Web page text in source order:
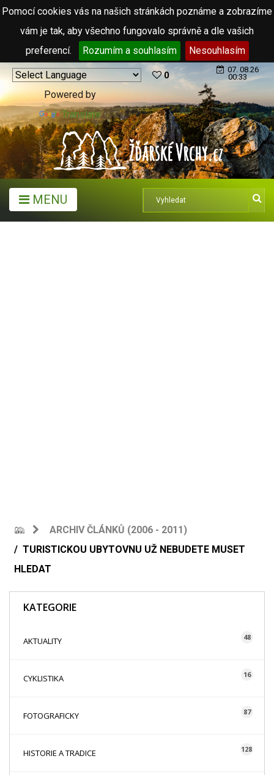
Pomocí cookies vás na našich stránkách poznáme a zobrazíme
vám je tak, aby všechno fungovalo správně a dle vašich
preferencí.
Rozumím a souhlasím Nesouhlasím
Powered by
Translate
0
07. 08.26
00:33
MENU
ARCHIV ČLÁNKŮ (2006 - 2011)
TURISTICKOU UBYTOVNU UŽ NEBUDETE MUSET
HLEDAT
KATEGORIE
AKTUALITY 48
CYKLISTIKA 16
FOTOGRAFICKY 87
HISTORIE A TRADICE 128